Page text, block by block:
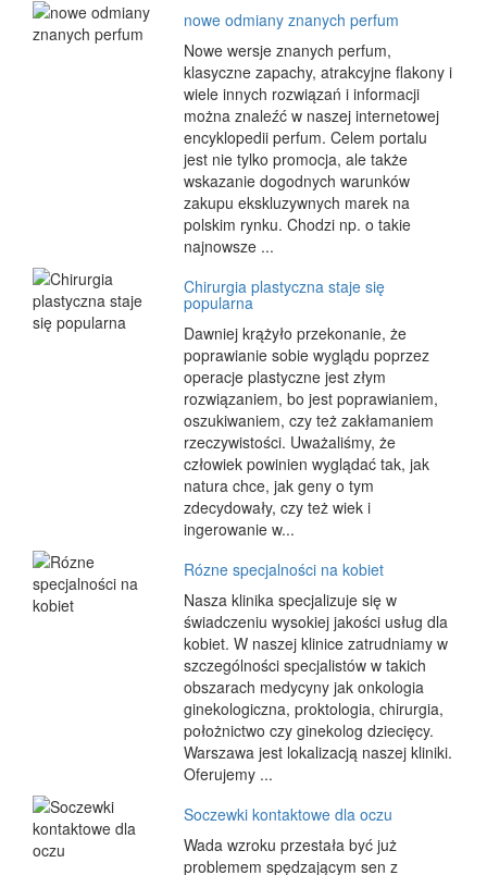
nowe odmiany znanych perfum
Nowe wersje znanych perfum,
klasyczne zapachy, atrakcyjne flakony i
wiele innych rozwiązań i informacji
można znaleźć w naszej internetowej
encyklopedii perfum. Celem portalu
jest nie tylko promocja, ale także
wskazanie dogodnych warunków
zakupu ekskluzywnych marek na
polskim rynku. Chodzi np. o takie
najnowsze ...
Chirurgia plastyczna staje się
popularna
Dawniej krążyło przekonanie, że
poprawianie sobie wyglądu poprzez
operacje plastyczne jest złym
rozwiązaniem, bo jest poprawianiem,
oszukiwaniem, czy też zakłamaniem
rzeczywistości. Uważaliśmy, że
człowiek powinien wyglądać tak, jak
natura chce, jak geny o tym
zdecydowały, czy też wiek i
ingerowanie w...
Rózne specjalności na kobiet
Nasza klinika specjalizuje się w
świadczeniu wysokiej jakości usług dla
kobiet. W naszej klinice zatrudniamy w
szczególności specjalistów w takich
obszarach medycyny jak onkologia
ginekologiczna, proktologia, chirurgia,
położnictwo czy ginekolog dziecięcy.
Warszawa jest lokalizacją naszej kliniki.
Oferujemy ...
Soczewki kontaktowe dla oczu
Wada wzroku przestała być już
problemem spędzającym sen z